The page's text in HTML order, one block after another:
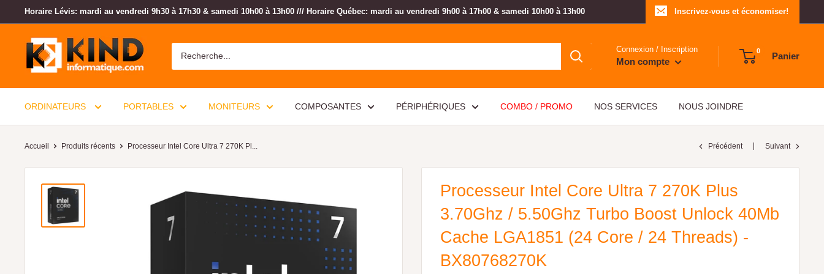
Horaire Lévis: mardi au vendredi 9h30 à 17h30 & samedi 10h00 à 13h00 /// Horaire Québec: mardi au vendredi 9h00 à 17h00 & samedi 10h00 à 13h00 Inscrivez-vous et économiser!
Connexion / Inscription
Mon compte
0 Panier
ORDINATEURS PORTABLES MONITEURS COMPOSANTES PÉRIPHÉRIQUES COMBO / PROMO NOS SERVICES NOUS JOINDRE
Accueil Produits récents Processeur Intel Core Ultra 7 270K Pl... Précédent Suivant
Processeur Intel Core Ultra 7 270K Plus
3.70Ghz / 5.50Ghz Turbo Boost Unlock 40Mb
Cache LGA1851 (24 Core / 24 Threads) -
BX80768270K